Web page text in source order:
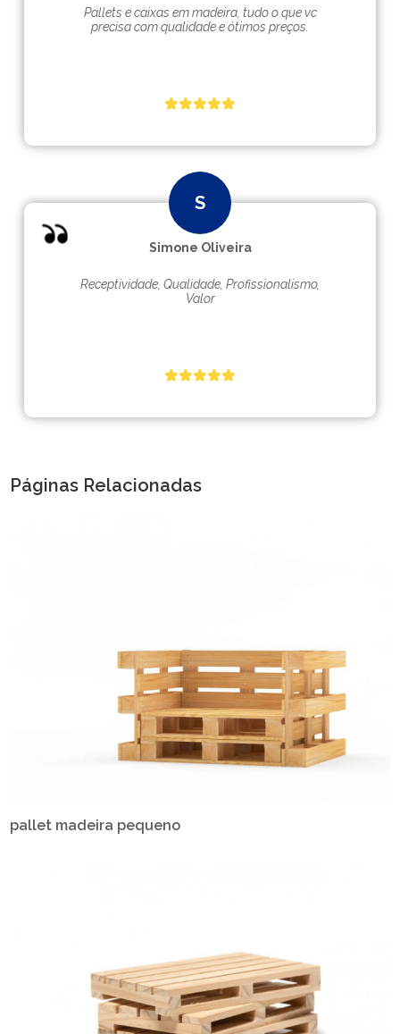
Pallets e caixas em madeira, tudo o que vc
precisa com qualidade e ótimos preços.
Simone Oliveira
Receptividade, Qualidade, Profissionalismo,
Valor
Páginas Relacionadas
pallet madeira pequeno